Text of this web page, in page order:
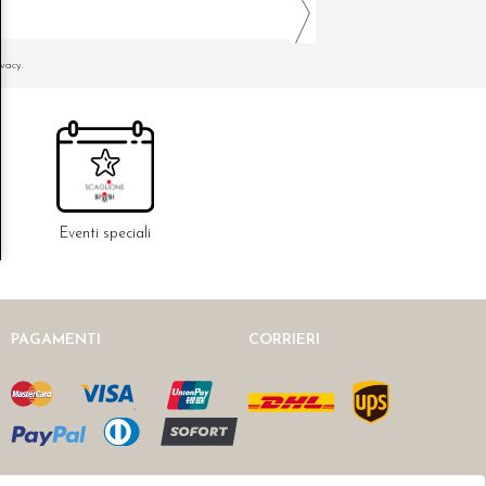
Eventi speciali
PAGAMENTI CORRIERI